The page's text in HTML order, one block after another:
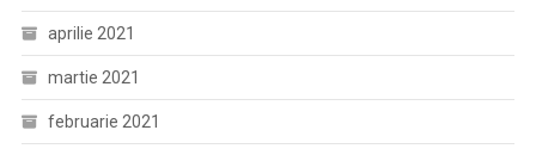
aprilie 2021
martie 2021
februarie 2021